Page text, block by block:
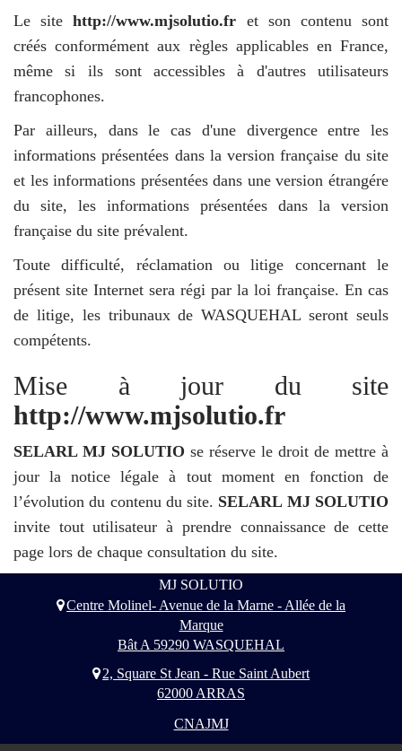
Le sitehttp://www.mjsolutio.fr et son contenu sont
créés conformément aux règles applicables en France,
même si ils sont accessibles à d'autres utilisateurs
francophones.
Par ailleurs, dans le cas d'une divergence entre les
informations présentées dans la version française du site
et les informations présentées dans une version étrangére
du site, les informations présentées dans la version
française du site prévalent.
Toute difficulté, réclamation ou litige concernant le
présent site Internet sera régi par la loi française. En cas
de litige, les tribunaux de WASQUEHAL seront seuls
compétents.
Mise à jour du site
http://www.mjsolutio.fr
SELARL MJ SOLUTIO se réserve le droit de mettre à
jour la notice légale à tout moment en fonction de
l’évolution du contenu du site. SELARL MJ SOLUTIO
invite tout utilisateur à prendre connaissance de cette
page lors de chaque consultation du site.
MJ SOLUTIO
Centre Molinel- Avenue de la Marne - Allée de la
Marque
Bât A 59290 WASQUEHAL
2, Square St Jean - Rue Saint Aubert
62000 ARRAS
CNAJMJ